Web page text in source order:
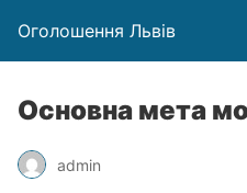
Оголошення Львів
Основна мета
admin